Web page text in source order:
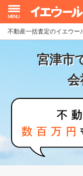
不動産一括査定のイエウー
宮津市
会
イエウール加盟希望
初めての方へ
不動産の売却・一括
家査定シミュレーター
お問い合わせ